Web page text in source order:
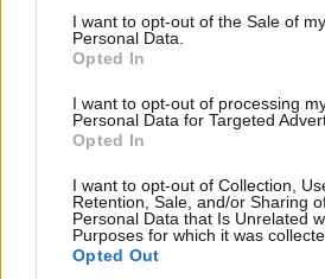
consent section.
I want to opt-out of the Sale of my
Personal Data.
Opted In
I want to opt-out of processing
Personal Data for Targeted
Opted In
I want to opt-out of Collection,
Retention, Sale, and/or Sharing
Personal Data that Is Unrelated
Purposes for which it was
Opted Out